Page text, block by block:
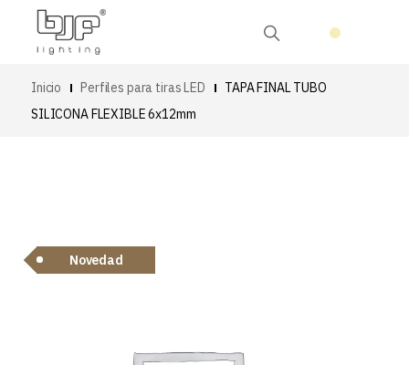
Inicio Perfiles para tiras LED
TAPA FINAL TUBO
SILICONA FLEXIBLE 6x12mm
Novedad